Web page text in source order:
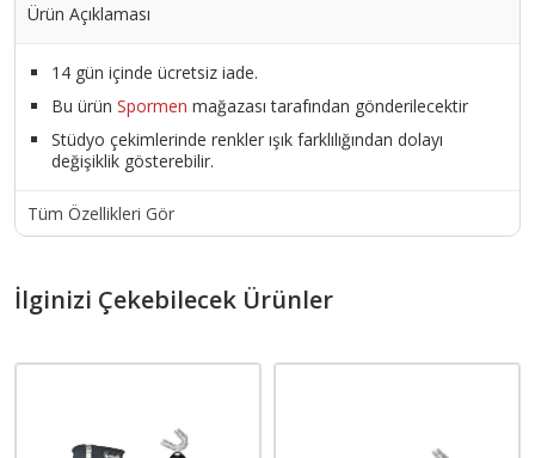
Ürün Açıklaması
14 gün içinde ücretsiz iade.
Bu ürün Spormen mağazası tarafından gönderilecektir
Stüdyo çekimlerinde renkler ışık farklılığından dolayı
değişiklik gösterebilir.
Tüm Özellikleri Gör
İlginizi Çekebilecek Ürünler